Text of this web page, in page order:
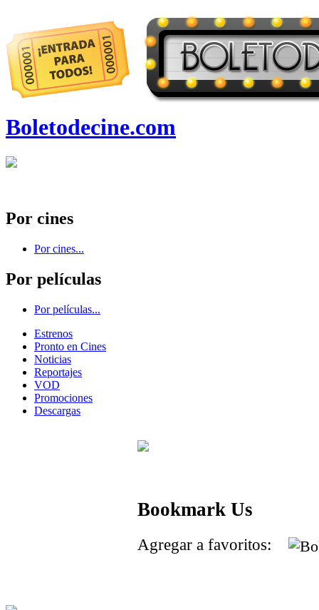
Boletodecine.com
Por cines
Por cines...
Por películas
Por películas...
Estrenos
Pronto en Cines
Noticias
Reportajes
VOD
Promociones
Descargas
Bookmark Us
Agregar a favoritos: